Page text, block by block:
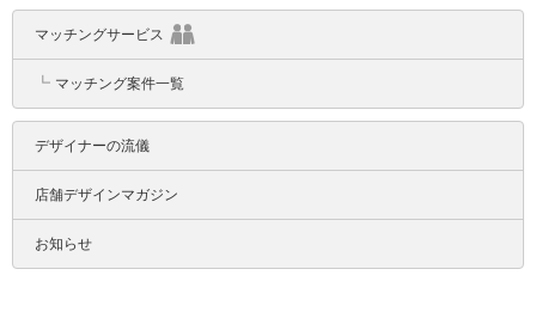
マッチングサービス
┗ マッチング案件一覧
デザイナーの流儀
店舗デザインマガジン
お知らせ